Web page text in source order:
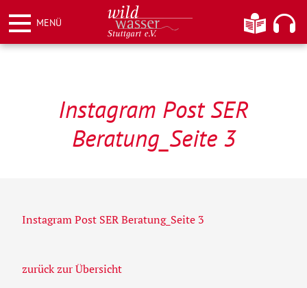
zum
Inhalt
MENÜ
Wildwasser Stuttgart e.V.
Hier
Instagram Post SER
Beratung_Seite 3
Instagram Post SER Beratung_Seite 3
zurück zur Übersicht